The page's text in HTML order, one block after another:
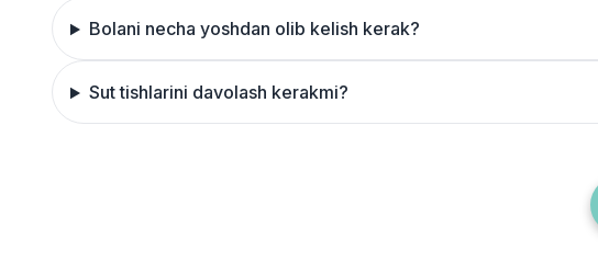
Bolani necha yoshdan olib kelish kerak?
Sut tishlarini davolash kerakmi?